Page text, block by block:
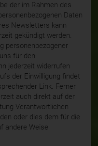
der im Rahmen des
Daten
Newsletters kann
gekündigt werden.
personenbezogener
für den
jederzeit widerrufen
der Einwilligung findet
Link. Ferner
auch direkt auf der
Verantwortlichen
oder dies dem für die
andere Weise